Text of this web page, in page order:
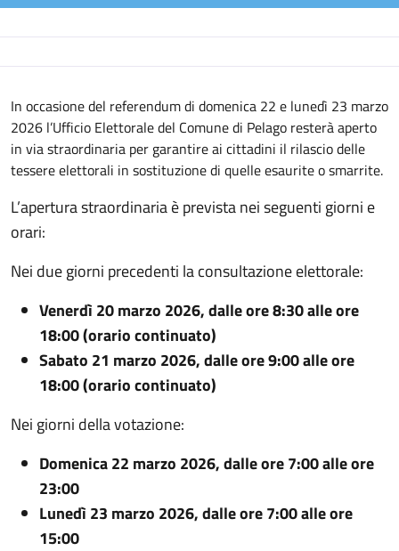
Descrizione
In occasione del referendum di domenica 22 e lunedì 23 marzo
2026 l’Ufficio Elettorale del Comune di Pelago resterà aperto
in via straordinaria per garantire ai cittadini il rilascio delle
tessere elettorali in sostituzione di quelle esaurite o smarrite.
L’apertura straordinaria è prevista nei seguenti giorni e
orari:
Nei due giorni precedenti la consultazione elettorale:
Venerdì 20 marzo 2026, dalle ore 8:30 alle ore
18:00 (orario continuato)
Sabato 21 marzo 2026, dalle ore 9:00 alle ore
18:00 (orario continuato)
Nei giorni della votazione:
Domenica 22 marzo 2026, dalle ore 7:00 alle ore
23:00
Lunedì 23 marzo 2026, dalle ore 7:00 alle ore
15:00